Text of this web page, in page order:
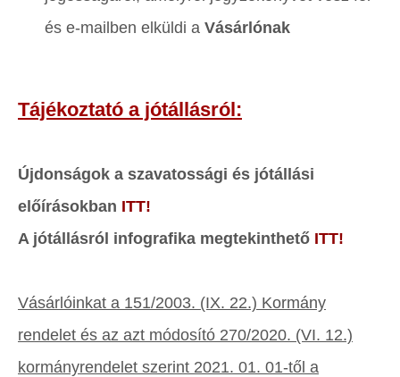
és e-mailben elküldi a Vásárlónak
Tájékoztató a jótállásról:
Újdonságok a szavatossági és jótállási
előírásokban ITT!
A jótállásról infografika megtekinthető ITT!
Vásárlóinkat a 151/2003. (IX. 22.) Kormány
rendelet és az azt módosító 270/2020. (VI. 12.)
kormányrendelet szerint 2021. 01. 01-től a